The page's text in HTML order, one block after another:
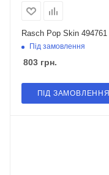
Rasch Pop Skin 494761
Під замовлення
803 грн.
ПІД ЗАМОВЛЕННЯ